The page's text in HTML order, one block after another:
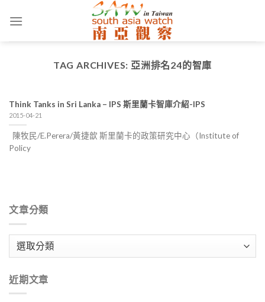
TAG ARCHIVES: 亞洲排名24的智庫
Think Tanks in Sri Lanka – IPS 斯里蘭卡智庫介紹-IPS
2015-04-21
陳牧民/E.Perera/黃捷歆 斯里蘭卡的政策研究中心（Institute of
Policy
文章分類
類
近期文章